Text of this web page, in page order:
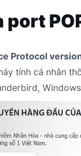
port
Protocol
tính cá nhân